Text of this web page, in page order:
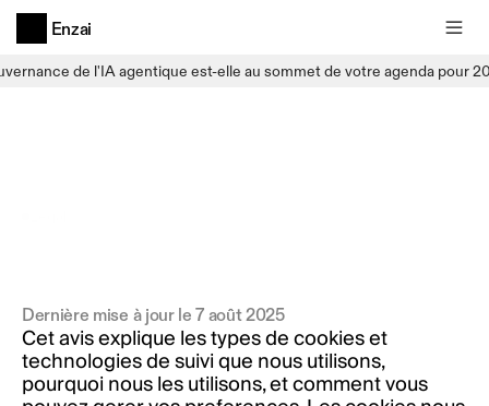
de l'IA agentique est-elle au sommet de votre agenda pour
Enzai
Dernière mise à jour le 7 août 2025
Cetavisexpliquelestypesdecookieset
technologiesdesuiviquenousutilisons,
pourquoinouslesutilisons,etcommentvous